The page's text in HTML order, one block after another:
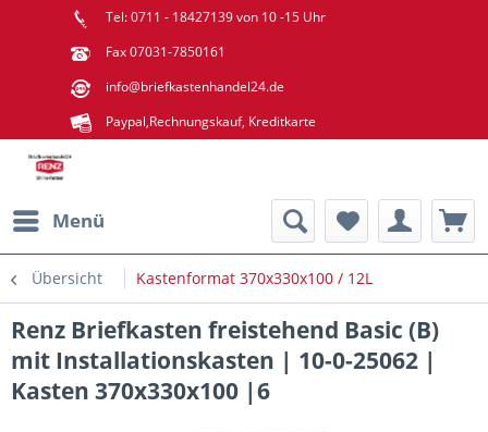
Tel: 0711 - 18427139 von 10 -15 Uhr
Fax 07031-7850161
info@briefkastenhandel24.de
Paypal,Rechnungskauf, Kreditkarte
Menü
Übersicht Kastenformat 370x330x100 / 12L
Renz Briefkasten freistehend Basic (B)
mit Installationskasten | 10-​0-25062 |
Kasten 370x330x100 |6